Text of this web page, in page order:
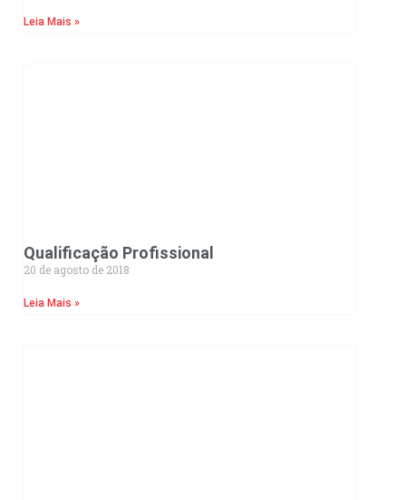
Leia Mais »
Qualificação Profissional
20 de agosto de 2018
Leia Mais »